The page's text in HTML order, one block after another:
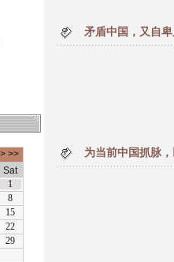
矛盾中国，又自
为当前中国抓脉